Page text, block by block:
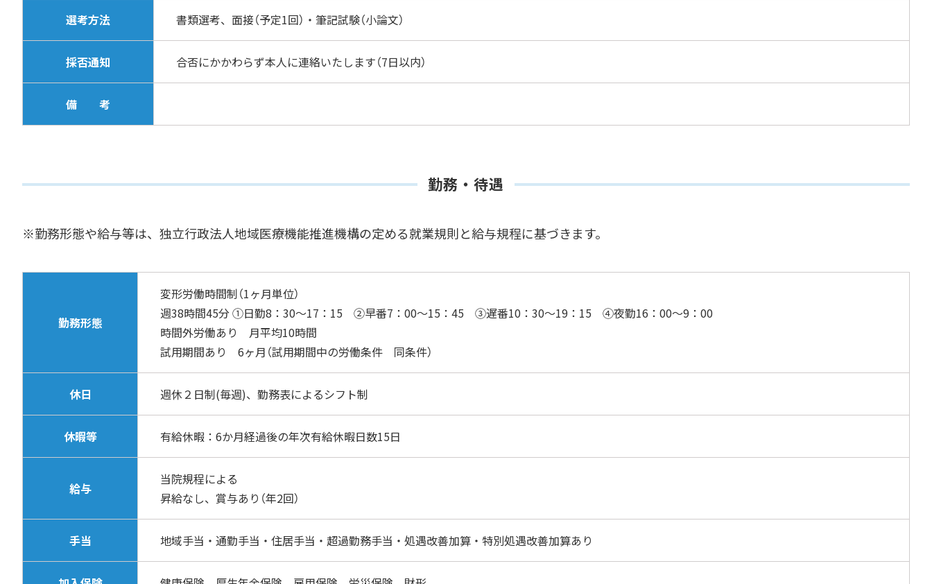
選考方法 書類選考、面接（予定1回）・筆記試験（小論文）
採否通知 合否にかかわらず本人に連絡いたします（7日以内）
備 考
勤務・待遇
※勤務形態や給与等は、独立行政法人地域医療機能推進機構の定める就業規則と給与規程に基づきます。
勤務形態
変形労働時間制（1ヶ月単位）
週38時間45分 ①日勤8：30～17：15 ②早番7：00～15：45 ③遅番10：30～19：15 ④夜勤16：00～9：00
時間外労働あり 月平均10時間
試用期間あり 6ヶ月（試用期間中の労働条件 同条件）
休日 週休２日制(毎週)、勤務表によるシフト制
休暇等 有給休暇：6か月経過後の年次有給休暇日数15日
給与
当院規程による
昇給なし、賞与あり（年2回）
手当 地域手当・通勤手当・住居手当・超過勤務手当・処遇改善加算・特別処遇改善加算あり